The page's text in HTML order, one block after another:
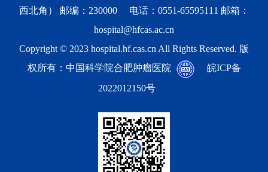
西北角） 邮编：230000 电话：0551-65595111 邮箱：
hospital@hfcas.ac.cn
Copyright © 2023 hospital.hf.cas.cn All Rights Reserved. 版
权所有：中国科学院合肥肿瘤医院
皖ICP备
2022012150号